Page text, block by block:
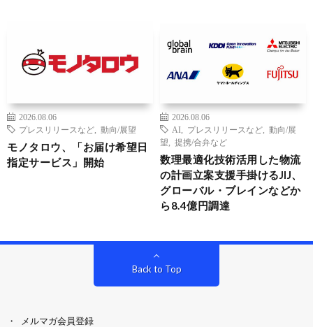
2026.08.06
プレスリリースなど
動向/展望
モノタロウ、「お届け希望日
指定サービス」開始
2026.08.06
AI
プレスリリースなど
動向/展
望
提携/合弁など
数理最適化技術活用した物流
の計画立案支援手掛けるJIJ、
グローバル・ブレインなどか
ら8.4億円調達
Back to Top
メルマガ会員登録